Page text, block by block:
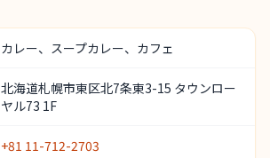
カレー、スープカレー、カフェ
北海道札幌市東区北7条東3-15 タウンロー
ヤル73 1F
+81 11-712-2703